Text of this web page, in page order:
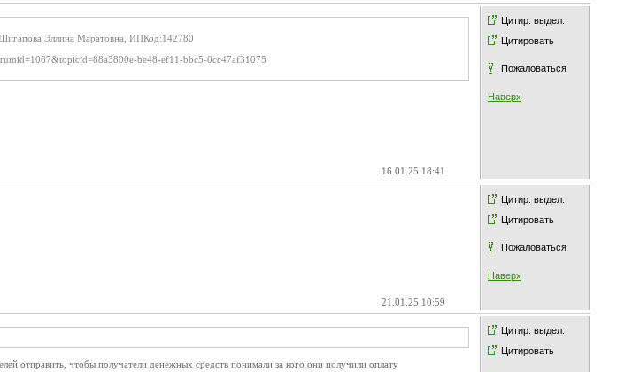
Цитир. выдел.
Цитировать
Пожаловаться
Наверх
Эллина Маратовна, ИПКод:142780
be48-ef11-bbc5-0cc47af31075
16.01.25 18:41
Цитир. выдел.
Цитировать
Пожаловаться
Наверх
21.01.25 10:59
Цитир. выдел.
Цитировать
отправить, чтобы получатели денежных средств понимали за кого они получили оплату